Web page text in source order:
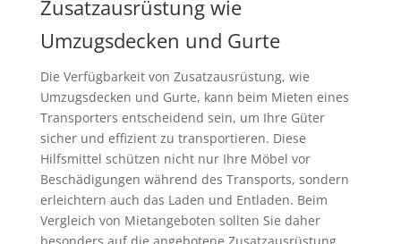
Zusatzausrüstung wie
Umzugsdecken und Gurte
Die Verfügbarkeit von Zusatzausrüstung, wie
Umzugsdecken und Gurte, kann beim Mieten eines
Transporters entscheidend sein, um Ihre Güter
sicher und effizient zu transportieren. Diese
Hilfsmittel schützen nicht nur Ihre Möbel vor
Beschädigungen während des Transports, sondern
erleichtern auch das Laden und Entladen. Beim
Vergleich von Mietangeboten sollten Sie daher